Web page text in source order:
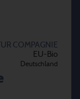
COMPAGNIE
EU-Bio
Deutschland